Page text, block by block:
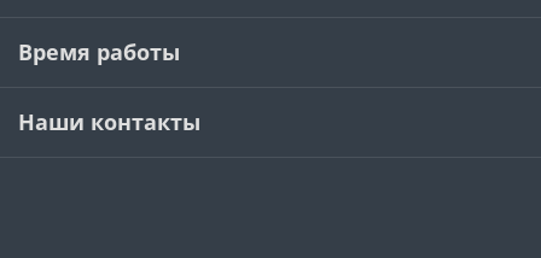
Время работы
Наши контакты